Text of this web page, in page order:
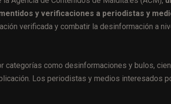
y verificaciones a periodistas y
verificada y combatir la desinformación a
como desinformaciones y bulos,
Los periodistas y medios interesados